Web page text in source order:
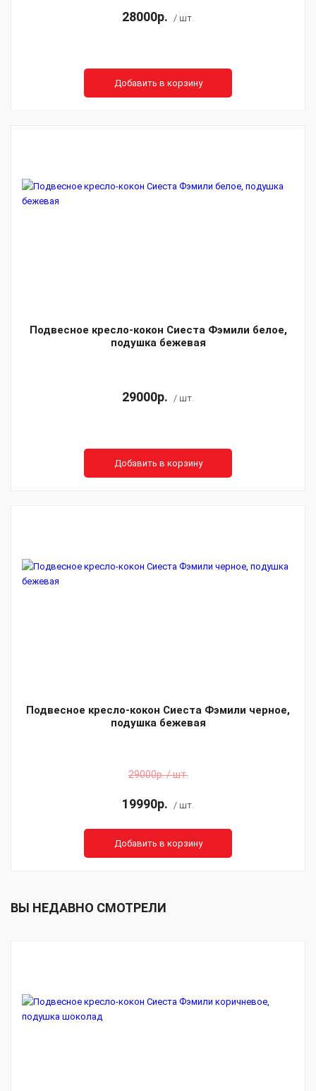
28000р. / шт.
Добавить в корзину
Подвесное кресло-кокон Сиеста Фэмили белое,
подушка бежевая
29000р. / шт.
Добавить в корзину
Подвесное кресло-кокон Сиеста Фэмили черное,
подушка бежевая
29000р. / шт.
19990р. / шт.
Добавить в корзину
ВЫ НЕДАВНО СМОТРЕЛИ